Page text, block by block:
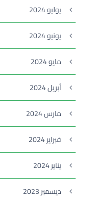
يوليو 2024
يونيو 2024
مايو 2024
أبريل 2024
مارس 2024
فبراير 2024
يناير 2024
ديسمبر 2023